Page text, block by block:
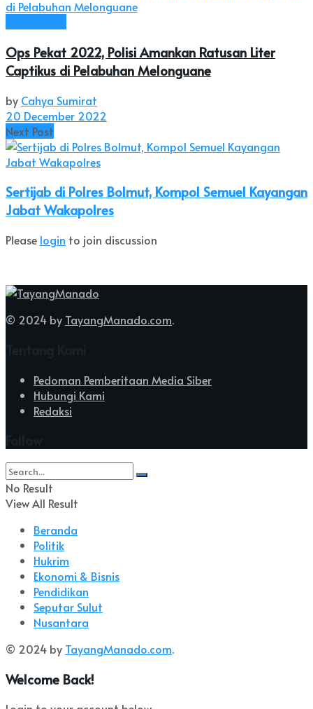
Ops Pekat 2022, Polisi Amankan Ratusan Liter
Captikus di Pelabuhan Melonguane
by Cahya Sumirat
20 December 2022
Next Post
Sertijab di Polres Bolmut, Kompol Semuel Kayangan
Jabat Wakapolres
Please login to join discussion
© 2024 by TayangManado.com.
Pedoman Pemberitaan Media Siber
Hubungi Kami
Redaksi
No Result
View All Result
Beranda
Politik
Hukrim
Ekonomi & Bisnis
Pendidikan
Seputar Sulut
Nusantara
© 2024 by TayangManado.com.
Welcome Back!